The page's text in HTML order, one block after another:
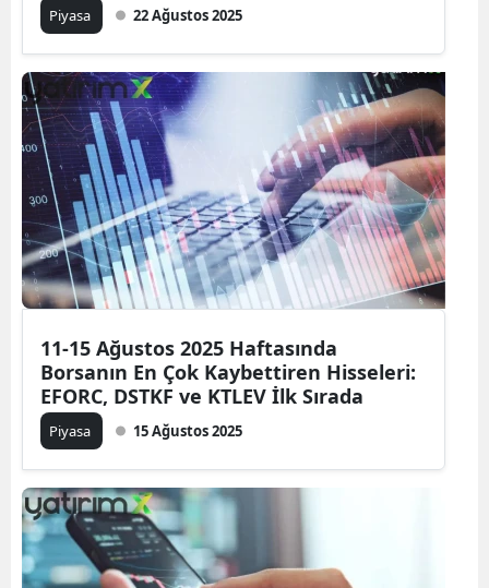
Piyasa 22 Ağustos 2025
11-15 Ağustos 2025 Haftasında
Borsanın En Çok Kaybettiren Hisseleri:
EFORC, DSTKF ve KTLEV İlk Sırada
Piyasa 15 Ağustos 2025